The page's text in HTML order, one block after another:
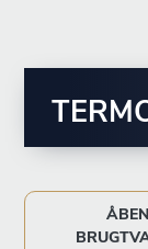
ÅBEN